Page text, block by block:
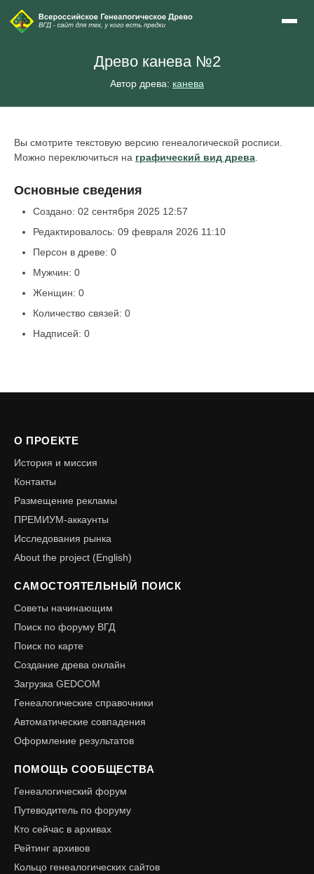
Древо канева №2
Автор древа: канева
Вы смотрите текстовую версию генеалогической росписи.
Можно переключиться на графический вид древа
Основные сведения
Создано: 02 сентября 2025 12:57
Редактировалось: 09 февраля 2026 11:10
Персон в древе: 0
Мужчин: 0
Женщин: 0
Количество связей: 0
Надписей: 0
О ПРОЕКТЕ
История и миссия
Контакты
Размещение рекламы
ПРЕМИУМ-аккаунты
Исследования рынка
About the project (English)
САМОСТОЯТЕЛЬНЫЙ ПОИСК
Советы начинающим
Поиск по форуму ВГД
Поиск по карте
Создание древа онлайн
Загрузка GEDCOM
Генеалогические справочники
Автоматические совпадения
Оформление результатов
ПОМОЩЬ СООБЩЕСТВА
Генеалогический форум
Путеводитель по форуму
Кто сейчас в архивах
Рейтинг архивов
Кольцо генеалогических сайтов